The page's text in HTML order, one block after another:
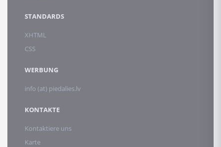
STANDARDS
XHTML
CSS
WERBUNG
info (at) piedalies.lv
KONTAKTE
Kontaktiere uns
Karte